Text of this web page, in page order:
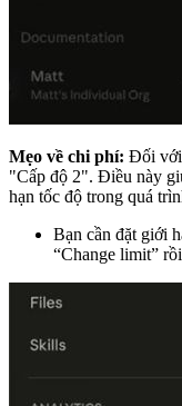
Mẹo về chi phí: Đối với
"Cấp độ 2". Điều này
hạn tốc độ trong quá
Bạn cần đặt giới
“Change limit”